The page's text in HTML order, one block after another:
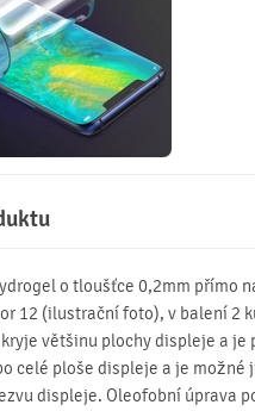
o tloušťce 0,2mm přímo
12 (ilustrační foto), v balení 2
většinu plochy displeje a
celé ploše displeje a je
displeje. Oleofobní úprava